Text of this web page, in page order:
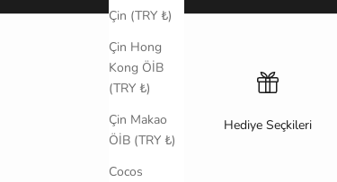
Çin (TRY ₺)
Çin Hong
Kong ÖİB
(TRY ₺)
Çin Makao
ÖİB (TRY ₺)
Cocos
Hediye Seçkileri